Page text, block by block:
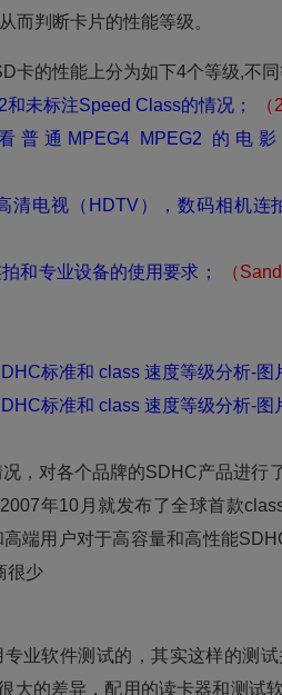
而判断卡片的性能等级。
的性能上分为如下4个等级,不同
未标注Speed Class的情况；
通MPEG4 MPEG2 的电
电视（HDTV），数码相机连
专业设备的使用要求；
（
对各个品牌的SDHC产品进行
年10月就发布了全球首款
端用户对于高容量和高性能
很少
业软件测试的，其实这样的测
大的差异，配用的读卡器和测试